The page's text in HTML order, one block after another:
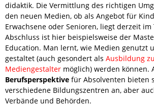
didaktik. Die Vermittlung des richtigen
den neuen Medien, ob als Angebot für
Erwachsene oder Senioren, liegt derzeit im
Abschluss ist hier beispielsweise der
Education. Man lernt, wie Medien genutzt
gestaltet (auch gesondert als Ausbildung
Mediengestalter möglich) werden können.
Berufsperspektive für Absolventen bieten
verschiedene Bildungszentren an, aber
Verbände und Behörden.